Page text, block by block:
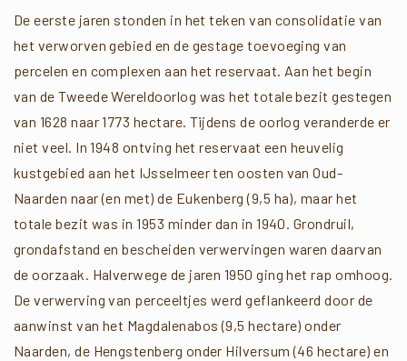
De eerste jaren stonden in het teken van consolidatie van
het verworven gebied en de gestage toevoeging van
percelen en complexen aan het reservaat. Aan het begin
van de Tweede Wereldoorlog was het totale bezit gestegen
van 1628 naar 1773 hectare. Tijdens de oorlog veranderde er
niet veel. In 1948 ontving het reservaat een heuvelig
kustgebied aan het IJsselmeer ten oosten van Oud-
Naarden naar (en met) de Eukenberg (9,5 ha), maar het
totale bezit was in 1953 minder dan in 1940. Grondruil,
grondafstand en bescheiden verwervingen waren daarvan
de oorzaak. Halverwege de jaren 1950 ging het rap omhoog.
De verwerving van perceeltjes werd geflankeerd door de
aanwinst van het Magdalenabos (9,5 hectare) onder
Naarden, de Hengstenberg onder Hilversum (46 hectare) en